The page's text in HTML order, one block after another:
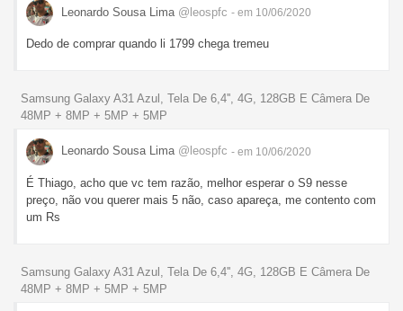
Leonardo Sousa Lima @leospfc - em 10/06/2020
Dedo de comprar quando li 1799 chega tremeu
Samsung Galaxy A31 Azul, Tela De 6,4'', 4G, 128GB E Câmera De
48MP + 8MP + 5MP + 5MP
Leonardo Sousa Lima @leospfc - em 10/06/2020
É Thiago, acho que vc tem razão, melhor esperar o S9 nesse
preço, não vou querer mais 5 não, caso apareça, me contento com
um Rs
Samsung Galaxy A31 Azul, Tela De 6,4'', 4G, 128GB E Câmera De
48MP + 8MP + 5MP + 5MP